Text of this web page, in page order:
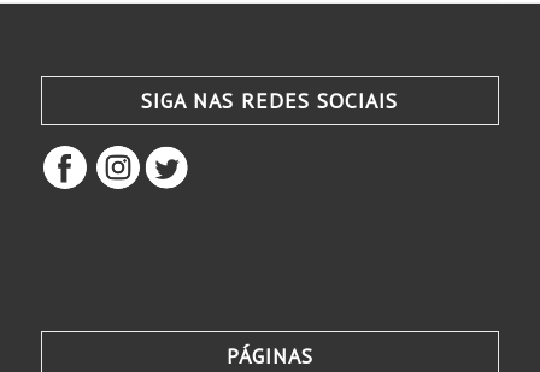
SIGA NAS REDES SOCIAIS
PÁGINAS